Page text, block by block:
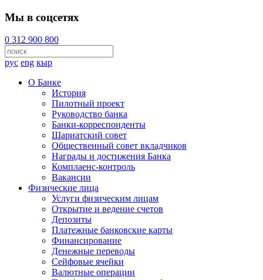
Мы в соцсетях
0 312 900 800
рус eng кыр
О Банке
История
Пилотный проект
Руководство банка
Банки-корреспонденты
Шариатский совет
Общественный совет вкладчиков
Награды и достижения Банка
Комплаенс-контроль
Вакансии
Физические лица
Услуги физическим лицам
Открытие и ведение счетов
Депозиты
Платежные банковские карты
Финансирование
Денежные переводы
Сейфовые ячейки
Валютные операции